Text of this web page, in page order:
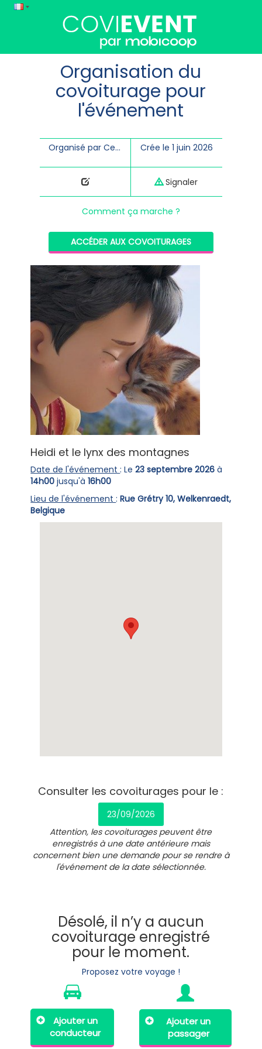
Organisation du
covoiturage pour
l'événement
Organisé par Centre culturel de Welkenraedt Crée le 1 juin 2026
Signaler
Comment ça marche ?
ACCÉDER AUX COVOITURAGES
Heidi et le lynx des montagnes
Date de l'événement: Le23 septembre 2026 à
14h00 jusqu'à16h00
Lieu de l'événement:Rue Grétry 10, Welkenraedt,
Belgique
Consulter les covoiturages pour le :
23/09/2026
Attention, les covoiturages peuvent être
enregistrés à une date antérieure mais
concernent bien une demande pour se rendre à
l'événement de la date sélectionnée.
Désolé, il n’y a aucun
covoiturage enregistré
pour le moment.
Proposez votre voyage !
Ajouter un
conducteur
Ajouter un
passager